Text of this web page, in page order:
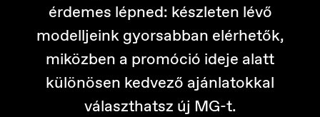
érdemes lépned: készleten lévő
modelljeink gyorsabban elérhetők,
miközben a promóció ideje alatt
különösen kedvező ajánlatokkal
választhatsz új MG-t.